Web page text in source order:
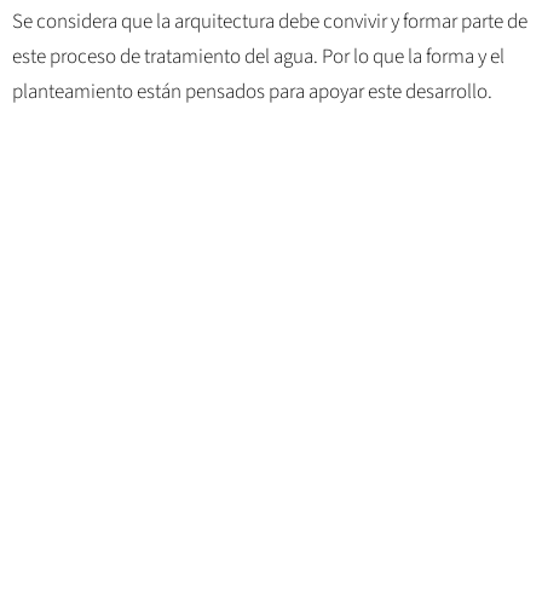
Se considera que la arquitectura debe convivir y formar parte de
este proceso de tratamiento del agua. Por lo que la forma y el
planteamiento están pensados para apoyar este desarrollo.